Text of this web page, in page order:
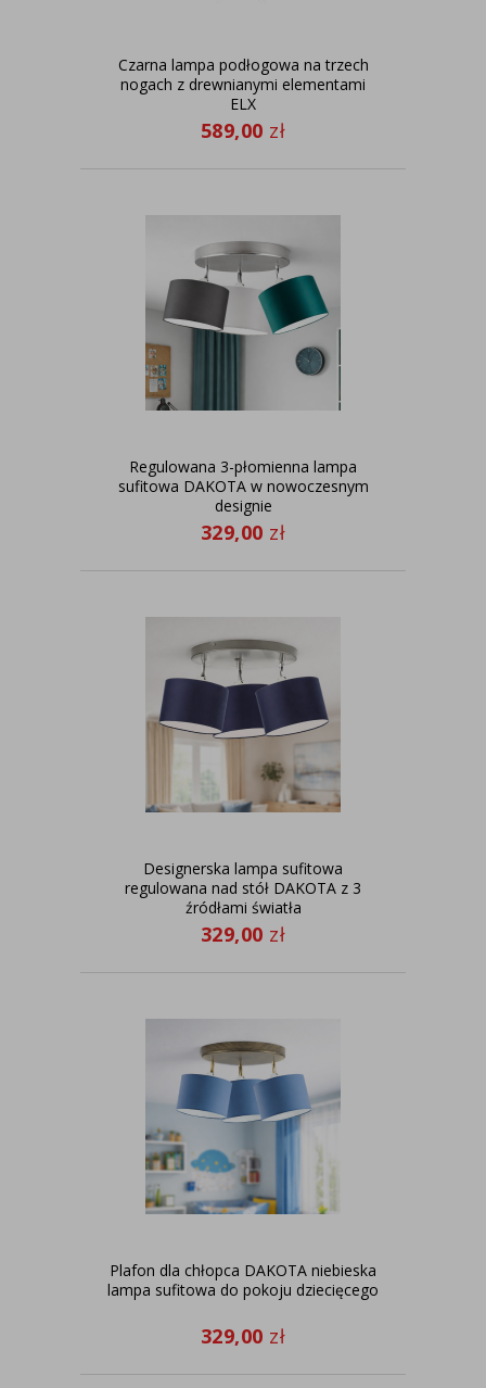
Czarna lampa podłogowa na trzech
nogach z drewnianymi elementami
ELX
589,00 zł
Regulowana 3-płomienna lampa
sufitowa DAKOTA w nowoczesnym
designie
329,00 zł
Designerska lampa sufitowa
regulowana nad stół DAKOTA z 3
źródłami światła
329,00 zł
Plafon dla chłopca DAKOTA niebieska
lampa sufitowa do pokoju dziecięcego
329,00 zł